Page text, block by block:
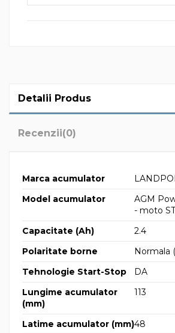
Detalii Produs
Recenzii(0)
Marca acumulator
Model acumulator
AGM
- moto
Capacitate (Ah)
2.4
Polaritate borne
Normala
Tehnologie Start-Stop
DA
Lungime acumulator
(mm)
113
Latime acumulator (mm)48